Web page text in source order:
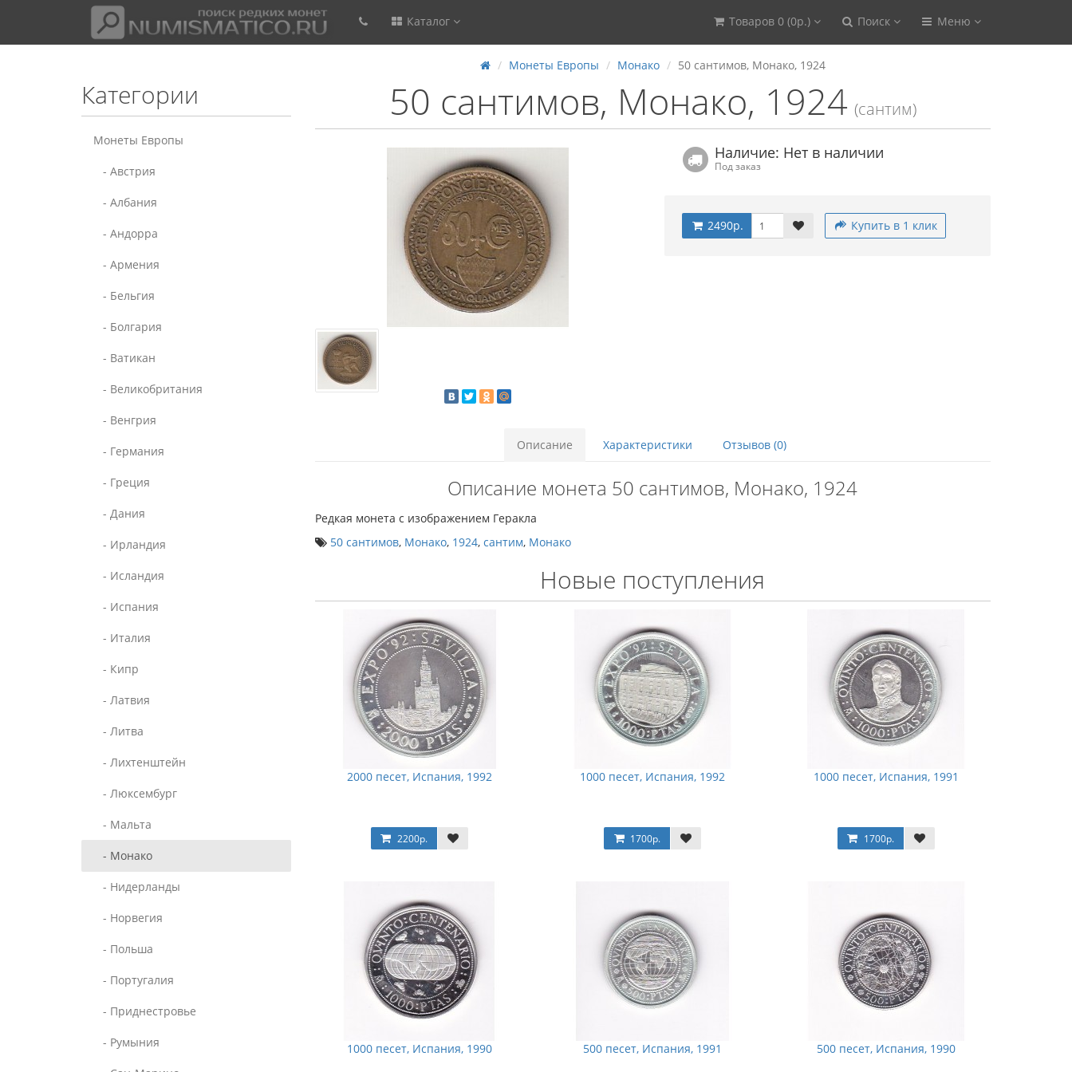
Каталог Товаров 0 (0р.) Поиск Меню
Категории
Монеты Европы
- Австрия
- Албания
- Андорра
- Армения
- Бельгия
- Болгария
- Ватикан
- Великобритания
- Венгрия
- Германия
- Греция
- Дания
- Ирландия
- Исландия
- Испания
- Италия
- Кипр
- Латвия
- Литва
- Лихтенштейн
- Люксембург
- Мальта
- Монако
- Нидерланды
- Норвегия
- Польша
- Португалия
- Приднестровье
- Румыния
Монеты Европы Монако 50 сантимов, Монако, 1924
50 сантимов, Монако, 1924 (сантим)
Наличие: Нет в наличии
Под заказ
2490р. Купить в 1 клик
Описание Характеристики Отзывов (0)
Описание монета 50 сантимов, Монако, 1924
Редкая монета с изображением Геракла
50 сантимов, Монако, 1924, сантим, Монако
Новые поступления
2000 песет, Испания, 1992
2200р.
1000 песет, Испания, 1992
1700р.
1000 песет, Испания, 1991
1700р.
1000 песет, Испания, 1990 500 песет, Испания, 1991 500 песет, Испания, 1990